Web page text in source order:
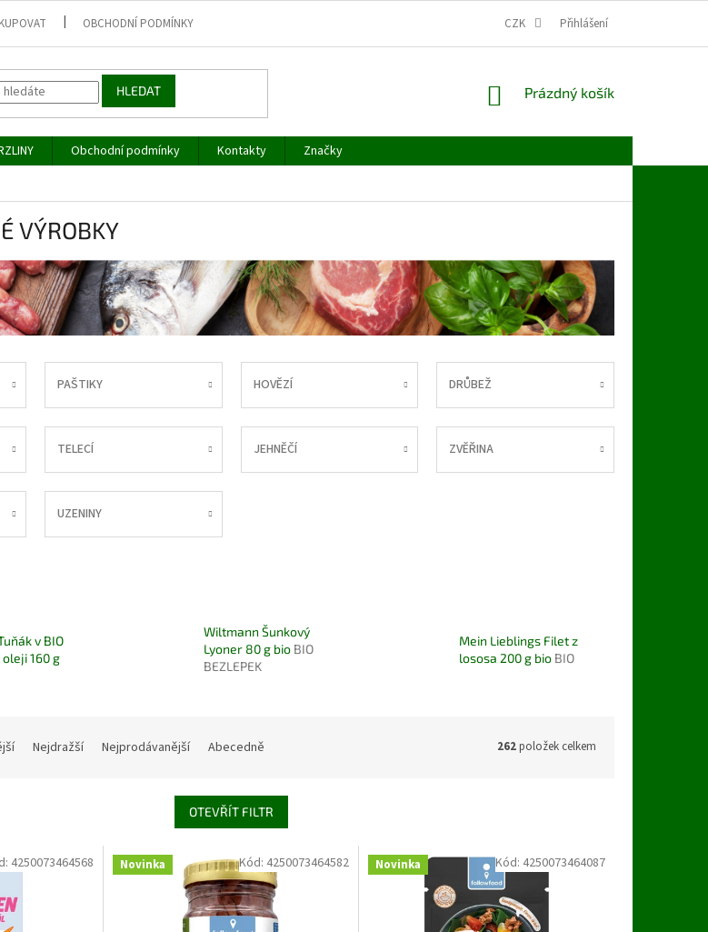
OBCHODNÍ PODMÍNKY CZK Přihlášení
HLEDAT
NÁKUPNÍ
Prázdný košík
Obchodní podmínky Kontakty
Značky
VÝROBKY
PAŠTIKY HOVĚZÍ DRŮBEŽ
TELECÍ JEHNĚČÍ ZVĚŘINA
UZENINY
v BIO
160 g
Wiltmann Šunkový
Lyoner 80 g bio BIO
BEZLEPEK
Mein Lieblings Filet z
lososa 200 g bio BIO
Nejdražší Nejprodávanější Abecedně 262položek celkem
OTEVŘÍT FILTR
4250073464568 Novinka Kód: 4250073464582 Novinka Kód: 4250073464087